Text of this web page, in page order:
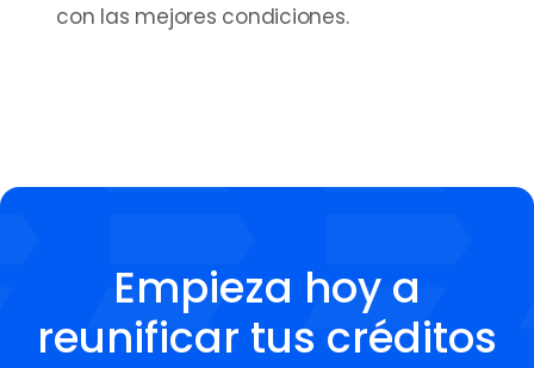
con las mejores condiciones.
Empieza hoy a
reunificar tus créditos